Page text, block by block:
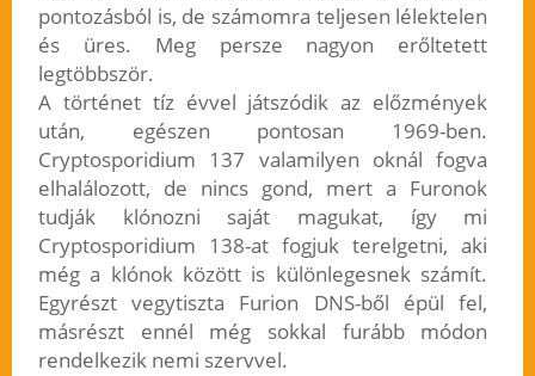
pontozásból is, de számomra teljesen lélektelen
és üres. Meg persze nagyon erőltetett
legtöbbször.
A történet tíz évvel játszódik az előzmények
után, egészen pontosan 1969-ben.
Cryptosporidium 137 valamilyen oknál fogva
elhalálozott, de nincs gond, mert a Furonok
tudják klónozni saját magukat, így mi
Cryptosporidium 138-at fogjuk terelgetni, aki
még a klónok között is különlegesnek számít.
Egyrészt vegytiszta Furion DNS-ből épül fel,
másrészt ennél még sokkal furább módon
rendelkezik nemi szervvel.